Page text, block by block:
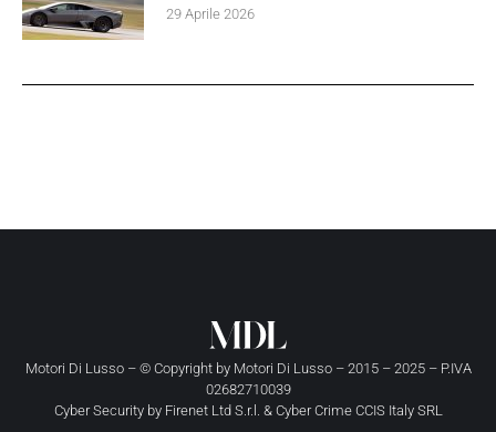
29 Aprile 2026
Motori Di Lusso – © Copyright by Motori Di Lusso– 2015 – 2025 – P.IVA
02682710039
Cyber Security by Firenet Ltd S.r.l. & Cyber Crime CCIS Italy SRL